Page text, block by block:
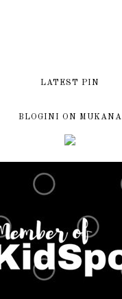
LATEST PIN
BLOGINI ON MUKANA